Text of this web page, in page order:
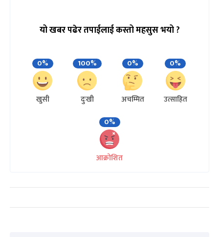
यो खबर पढेर तपाईलाई कस्तो महसुस भयो ?
0%
खुसी
100%
दुःखी
0%
अचम्मित
0%
उत्साहित
0%
आक्रोशित